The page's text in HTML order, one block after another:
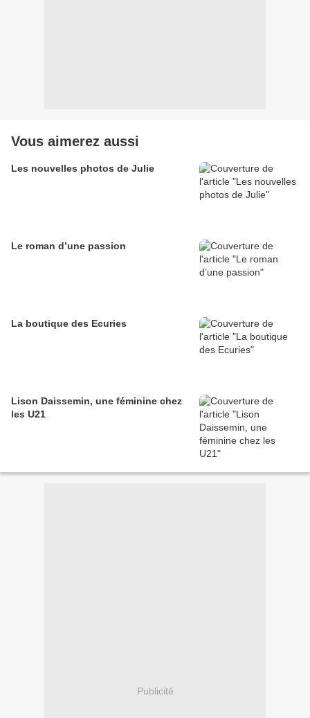
Vous aimerez aussi
Les nouvelles photos de Julie
Le roman d’une passion
La boutique des Ecuries
Lison Daissemin, une féminine chez
les U21
Publicité